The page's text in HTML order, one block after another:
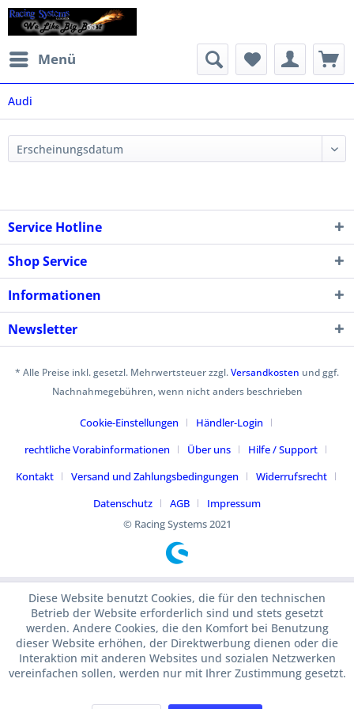
Menü
Audi
Service Hotline
Shop Service
Informationen
Newsletter
* Alle Preise inkl. gesetzl. Mehrwertsteuer zzgl.Versandkosten und ggf.
Nachnahmegebühren, wenn nicht anders beschrieben
Cookie-Einstellungen
Händler-Login
rechtliche Vorabinformationen
Über uns
Hilfe / Support
Kontakt
Versand und Zahlungsbedingungen
Widerrufsrecht
Datenschutz
AGB
Impressum
© Racing Systems 2021
Diese Website benutzt Cookies, die für den technischen
Betrieb der Website erforderlich sind und stets gesetzt
werden. Andere Cookies, die den Komfort bei Benutzung
dieser Website erhöhen, der Direktwerbung dienen oder die
Interaktion mit anderen Websites und sozialen Netzwerken
vereinfachen sollen, werden nur mit Ihrer Zustimmung gesetzt.